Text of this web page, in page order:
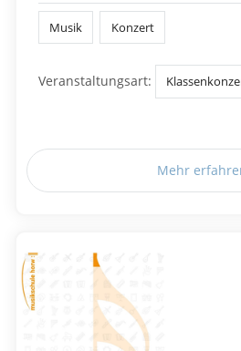
Musik Konzert
Veranstaltungsart:
Mehr